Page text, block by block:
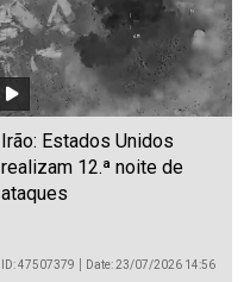
Irão: Estados Unidos
realizam 12.ª noite de
ataques
ID: 47507379 Date: 23/07/2026 14:56